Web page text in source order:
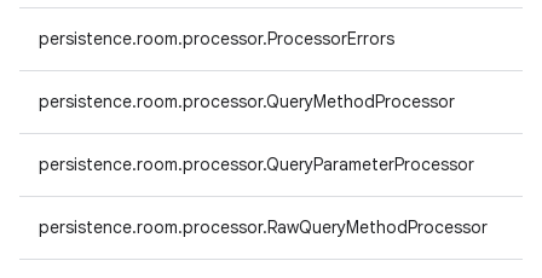
persistence.room.processor.ProcessorErrors
persistence.room.processor.QueryMethodProcessor
persistence.room.processor.QueryParameterProcessor
persistence.room.processor.RawQueryMethodProcessor